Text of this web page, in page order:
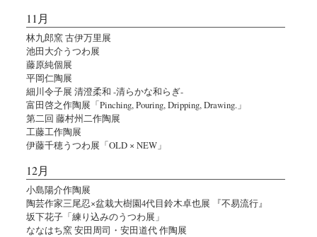
11月
林九郎窯 古伊万里展
池田大介うつわ展
藤原純個展
平岡仁陶展
細川令子展 清澄柔和 -清らかな和らぎ-
富田啓之作陶展「Pinching, Pouring, Dripping, Drawing.」
第二回 藤村州二作陶展
工藤工作陶展
伊藤千穂うつわ展「OLD × NEW」
12月
小島陽介作陶展
陶芸作家三尾忍×盆栽大樹園4代目鈴木卓也展 『不易流行』
坂下花子「練り込みのうつわ展」
ななはち窯 安田周司・安田道代 作陶展